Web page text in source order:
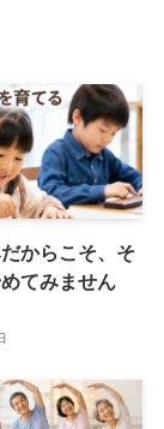
からこそ、そ
てみません